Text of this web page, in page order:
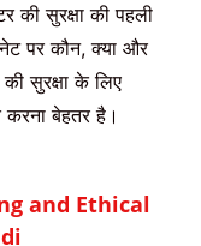
की सुरक्षा की पहली
पर कौन,क्या और
की सुरक्षा के लिए
करना बेहतर है।
and Ethical